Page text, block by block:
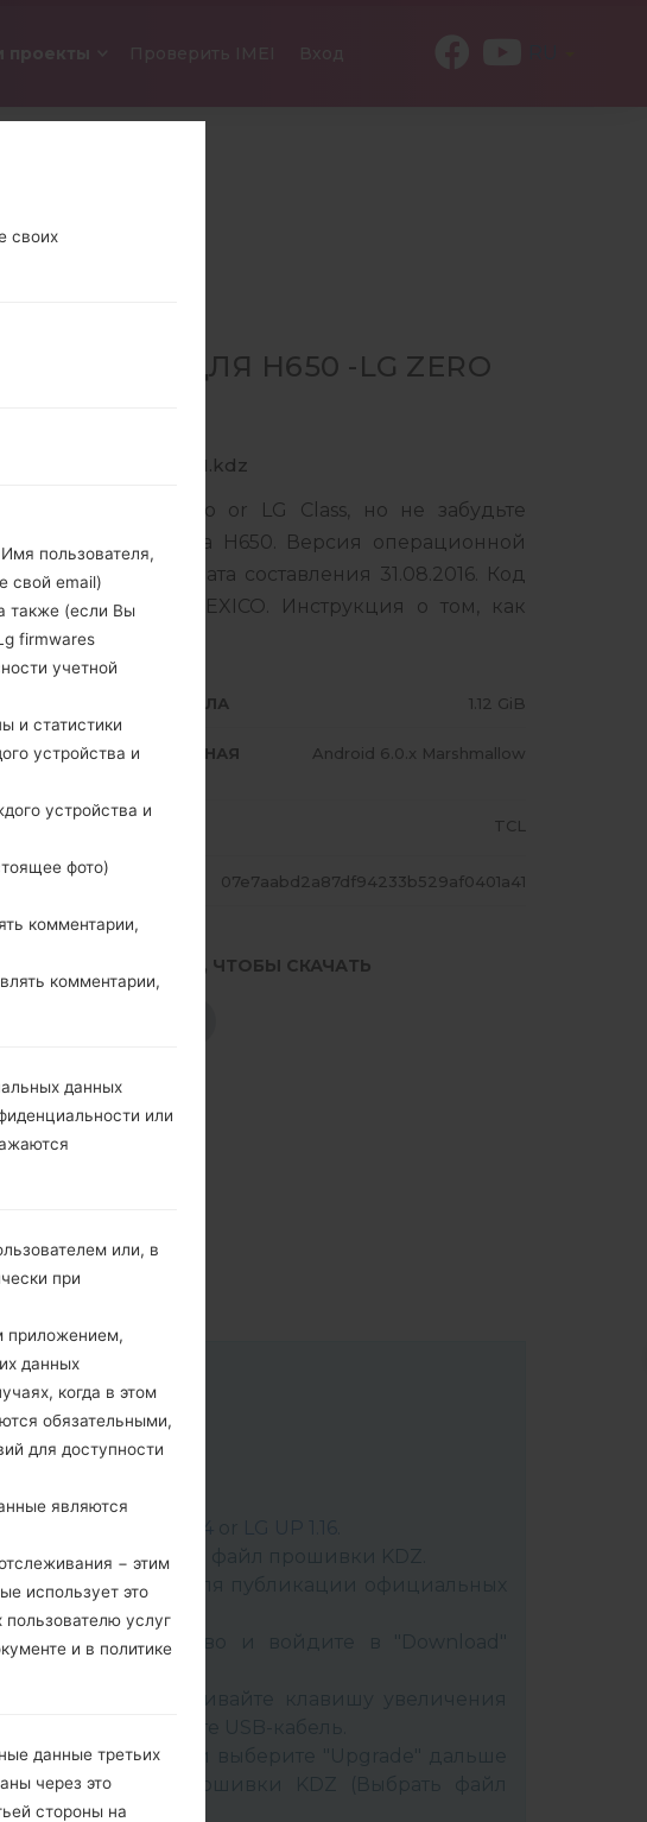
проекты Проверить IMEI Вход
#2637 ДЛЯ H650 -LG ZERO
H65020A_03_0721.kdz
для LG Zero or LG Class, но не забудьте
модели устройства H650. Версия операционной
Marshmallow, дата составления 31.08.2016. Код
- TCL для MEXICO. Инструкция о том, как
LG
РАЗМЕР ФАЙЛА 1.12 GiB
ОПЕРАЦИОННАЯ
Android 6.0.x Marshmallow
TCL
TELCEL ХЕШ 07e7aabd2a87df94233b529af0401a41
2.НАЖМИТЕ, ЧТОБЫ СКАЧАТЬ
свой ПК:
и распакуйте файл прошивки KDZ.
формат KDZ для публикации официальных
устройство и войдите в "Download"
программу LG UP и выберите "Upgrade" дальше
нужный файл прошивки KDZ (Выбрать файл
здесь).
своих
пользователя,
свой email)
также (если Вы
firmwares
учетной
и статистики
устройства и
устройства и
фото)
комментарии,
комментарии,
данных
или
или, в
при
приложением,
данных
когда в этом
обязательными,
для доступности
являются
− этим
использует это
услуг
и в политике
данные третьих
через это
стороны на